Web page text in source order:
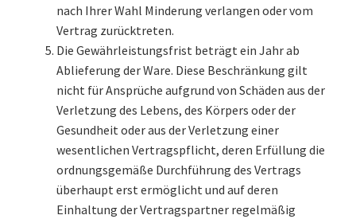
nach Ihrer Wahl Minderung verlangen oder vom
Vertrag zurücktreten.
Die Gewährleistungsfrist beträgt ein Jahr ab
Ablieferung der Ware. Diese Beschränkung gilt
nicht für Ansprüche aufgrund von Schäden aus der
Verletzung des Lebens, des Körpers oder der
Gesundheit oder aus der Verletzung einer
wesentlichen Vertragspflicht, deren Erfüllung die
ordnungsgemäße Durchführung des Vertrags
überhaupt erst ermöglicht und auf deren
Einhaltung der Vertragspartner regelmäßig